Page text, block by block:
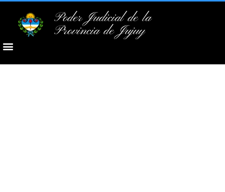
Poder Judicial de la
Provincia de Jujuy